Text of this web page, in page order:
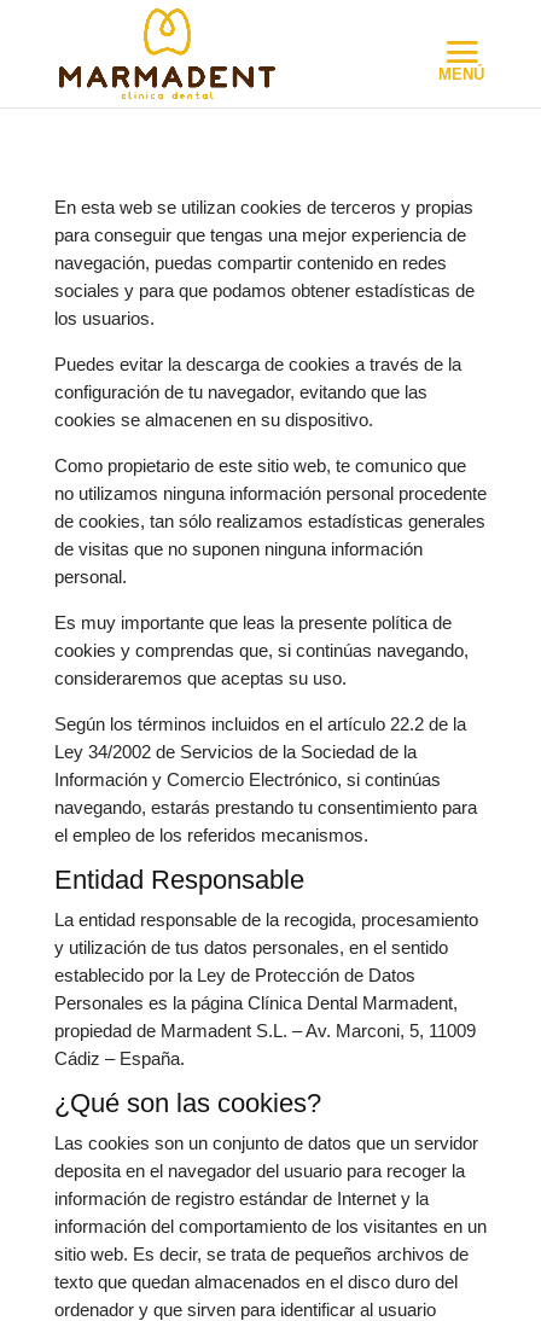
En esta web se utilizan cookies de terceros y propias
para conseguir que tengas una mejor experiencia de
navegación, puedas compartir contenido en redes
sociales y para que podamos obtener estadísticas de
los usuarios.
Puedes evitar la descarga de cookies a través de la
configuración de tu navegador, evitando que las
cookies se almacenen en su dispositivo.
Como propietario de este sitio web, te comunico que
no utilizamos ninguna información personal procedente
de cookies, tan sólo realizamos estadísticas generales
de visitas que no suponen ninguna información
personal.
Es muy importante que leas la presente política de
cookies y comprendas que, si continúas navegando,
consideraremos que aceptas su uso.
Según los términos incluidos en el artículo 22.2 de la
Ley 34/2002 de Servicios de la Sociedad de la
Información y Comercio Electrónico, si continúas
navegando, estarás prestando tu consentimiento para
el empleo de los referidos mecanismos.
Entidad Responsable
La entidad responsable de la recogida, procesamiento
y utilización de tus datos personales, en el sentido
establecido por la Ley de Protección de Datos
Personales es la página Clínica Dental Marmadent,
propiedad de Marmadent S.L. – Av. Marconi, 5, 11009
Cádiz – España.
¿Qué son las cookies?
Las cookies son un conjunto de datos que un servidor
deposita en el navegador del usuario para recoger la
información de registro estándar de Internet y la
información del comportamiento de los visitantes en un
sitio web. Es decir, se trata de pequeños archivos de
texto que quedan almacenados en el disco duro del
ordenador y que sirven para identificar al usuario